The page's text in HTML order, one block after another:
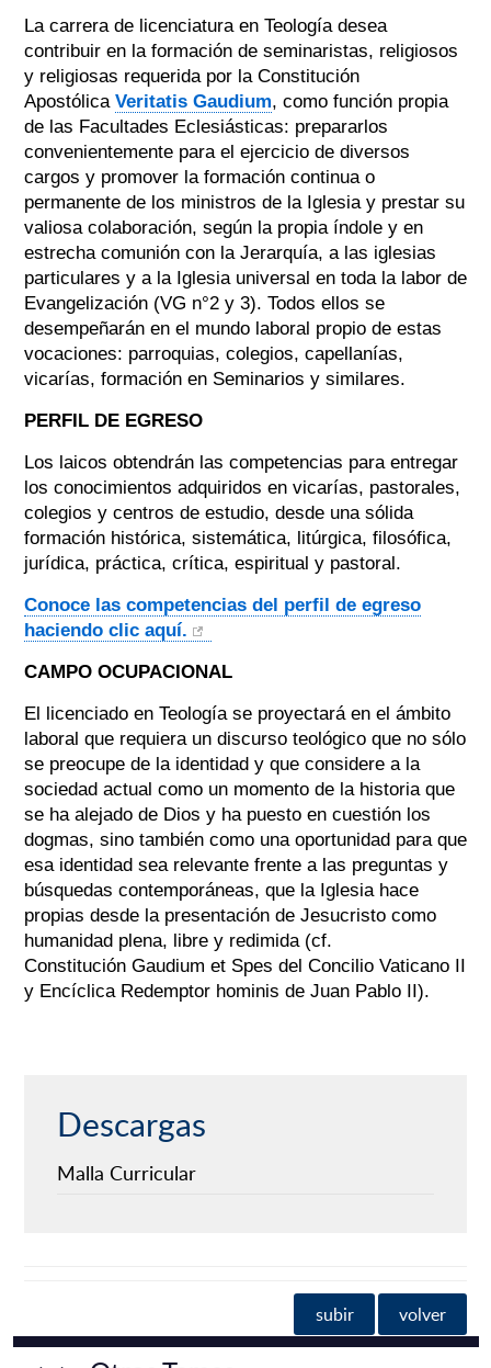
La carrera de licenciatura en Teología desea
contribuir en la formación de seminaristas, religiosos
y religiosas requerida por la Constitución
Apostólica Veritatis Gaudium, como función propia
de las Facultades Eclesiásticas: prepararlos
convenientemente para el ejercicio de diversos
cargos y promover la formación continua o
permanente de los ministros de la Iglesia y prestar su
valiosa colaboración, según la propia índole y en
estrecha comunión con la Jerarquía, a las iglesias
particulares y a la Iglesia universal en toda la labor de
Evangelización (VG n°2 y 3). Todos ellos se
desempeñarán en el mundo laboral propio de estas
vocaciones: parroquias, colegios, capellanías,
vicarías, formación en Seminarios y similares.
PERFIL DE EGRESO
Los laicos obtendrán las competencias para entregar
los conocimientos adquiridos en vicarías, pastorales,
colegios y centros de estudio, desde una sólida
formación histórica, sistemática, litúrgica, filosófica,
jurídica, práctica, crítica, espiritual y pastoral.
Conoce las competencias del perfil de egreso
haciendo clic aquí.
CAMPO OCUPACIONAL
El licenciado en Teología se proyectará en el ámbito
laboral que requiera un discurso teológico que no sólo
se preocupe de la identidad y que considere a la
sociedad actual como un momento de la historia que
se ha alejado de Dios y ha puesto en cuestión los
dogmas, sino también como una oportunidad para que
esa identidad sea relevante frente a las preguntas y
búsquedas contemporáneas, que la Iglesia hace
propias desde la presentación de Jesucristo como
humanidad plena, libre y redimida (cf.
Constitución Gaudium et Spes del Concilio Vaticano II
y Encíclica Redemptor hominis de Juan Pablo II).
Descargas
Malla Curricular
subir volver